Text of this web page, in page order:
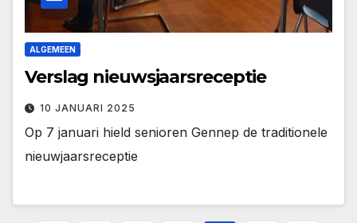
ALGEMEEN
Verslag nieuwsjaarsreceptie
10 JANUARI 2025
Op 7 januari hield senioren Gennep de traditionele
nieuwjaarsreceptie